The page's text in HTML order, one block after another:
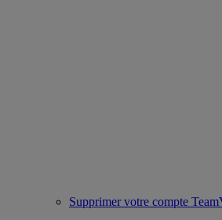
Supprimer votre compte